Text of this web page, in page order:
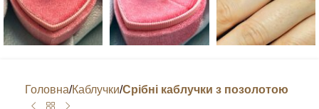
Головна Каблучки Срібні каблучки з позолотою